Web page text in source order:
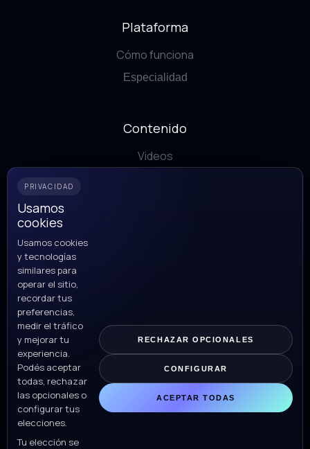
Plataforma
Cómo funciona
Especialidad
Contenido
Videos
N5 Now ©
Todos los derechos reservados.
Para distribución contactar a H.Newman Ventures
PRIVACIDAD
Usamos
cookies
Usamos cookies
y tecnologías
similares para
operar el sitio,
recordar tus
preferencias,
medir el tráfico
y mejorar tu
experiencia.
Podés aceptar
todas, rechazar
las opcionales o
configurar tus
elecciones.
Tu elección se
RECHAZAR OPCIONALES
CONFIGURAR
ACEPTAR TODAS